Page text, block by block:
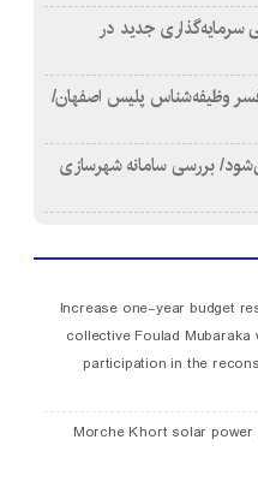
ریالی سرمایه‌گذاری جدید در
افسر وظیفه‌شناس پلیس اصفهان/
بررسی سامانه شهرسازی
Increase one-year budget
collective Foulad
participation in the
Morche Khort solar power